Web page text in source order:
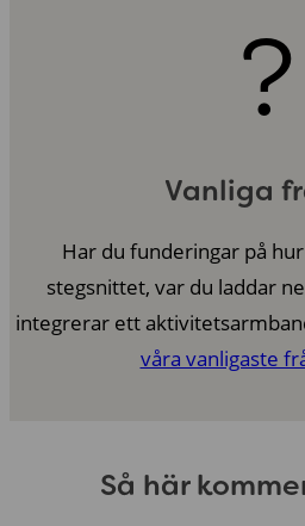
?
Vanliga
Har du funderingar på
stegsnittet, var du laddar
integrerar ett
våra vanligaste
Så här